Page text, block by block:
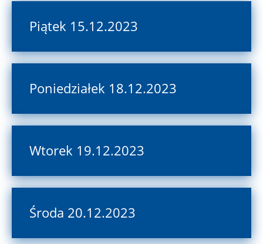
Piątek 15.12.2023
Poniedziałek 18.12.2023
Wtorek 19.12.2023
Środa 20.12.2023